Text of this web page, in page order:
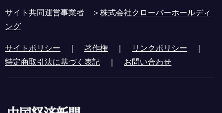
サイト共同運営事業者 ＞株式会社クローバーホールディ
ング
サイトポリシー ｜ 著作権 ｜ リンクポリシー ｜
特定商取引法に基づく表記 ｜ お問い合わせ